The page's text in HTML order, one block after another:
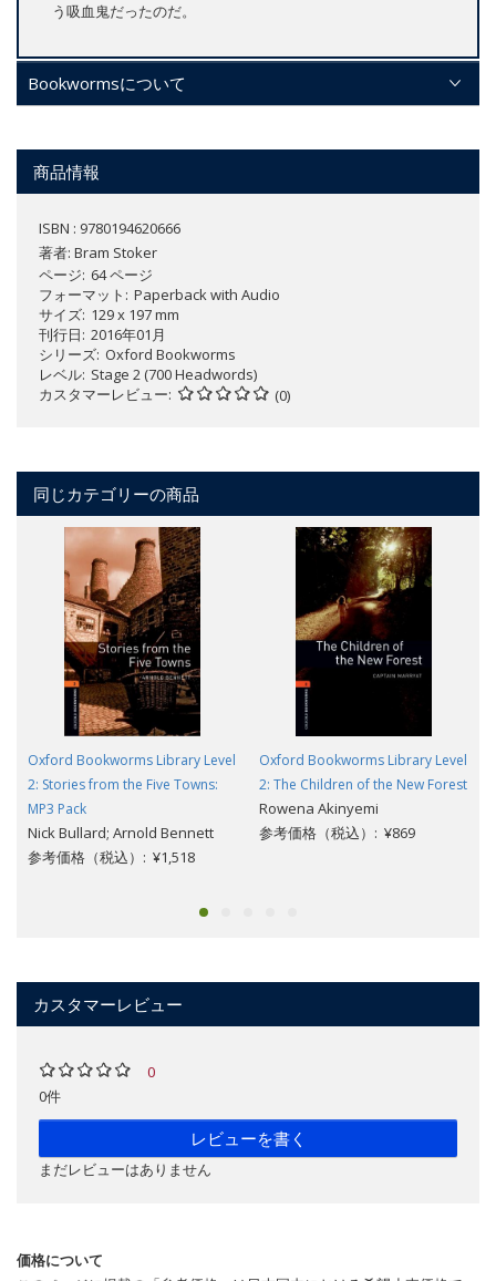
う吸血鬼だったのだ。
Bookwormsについて
商品情報
ISBN : 9780194620666
著者: Bram Stoker
ページ 64 ページ
フォーマット
Paperback with Audio
サイズ 129 x 197 mm
刊行日 2016年01月
シリーズ Oxford Bookworms
レベル Stage 2 (700 Headwords)
カスタマーレビュー
(0)
同じカテゴリーの商品
Oxford Bookworms Library Level
2: Stories from the Five Towns:
MP3 Pack
Nick Bullard; Arnold Bennett
参考価格（税込）: ¥1,518
Oxford Bookworms Library Level
2: The Children of the New Forest
Rowena Akinyemi
参考価格（税込）: ¥869
カスタマーレビュー
0
0件
レビューを書く
まだレビューはありません
価格について